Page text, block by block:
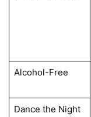
Alcohol-Free
Dance the Night